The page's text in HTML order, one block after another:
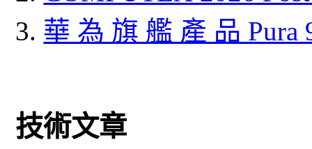
華 為 旗 艦 產 品 Pura
技術文章